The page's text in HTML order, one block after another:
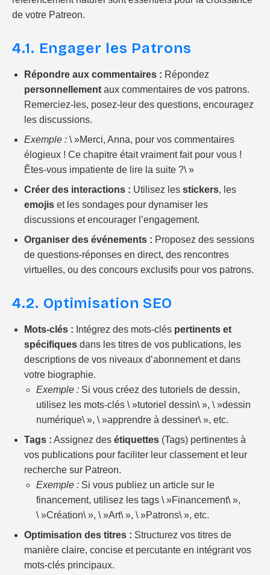
de votre Patreon.
4.1. Engager les Patrons
Répondre aux commentaires : Répondez
personnellement aux commentaires de vos patrons.
Remerciez-les, posez-leur des questions, encouragez
les discussions.
Exemple : \ »Merci, Anna, pour vos commentaires
élogieux ! Ce chapitre était vraiment fait pour vous !
Êtes-vous impatiente de lire la suite ?\ »
Créer des interactions : Utilisez les stickers, les
emojis et les sondages pour dynamiser les
discussions et encourager l’engagement.
Organiser des événements : Proposez des sessions
de questions-réponses en direct, des rencontres
virtuelles, ou des concours exclusifs pour vos patrons.
4.2. Optimisation SEO
Mots-clés : Intégrez des mots-clés pertinents et
spécifiques dans les titres de vos publications, les
descriptions de vos niveaux d’abonnement et dans
votre biographie.
Exemple : Si vous créez des tutoriels de dessin,
utilisez les mots-clés \ »tutoriel dessin\ », \ »dessin
numérique\ », \ »apprendre à dessiner\ », etc.
Tags : Assignez des étiquettes (Tags) pertinentes à
vos publications pour faciliter leur classement et leur
recherche sur Patreon.
Exemple : Si vous publiez un article sur le
financement, utilisez les tags \ »Financement\ »,
\ »Création\ », \ »Art\ », \ »Patrons\ », etc.
Optimisation des titres : Structurez vos titres de
manière claire, concise et percutante en intégrant vos
mots-clés principaux.